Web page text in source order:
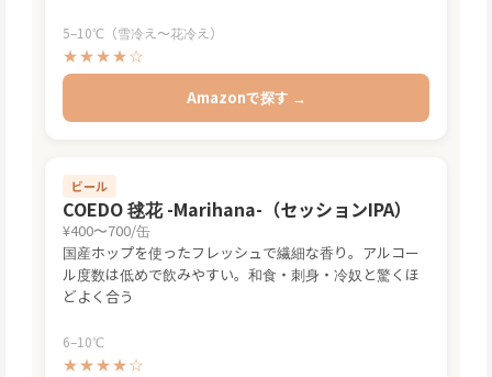
5–10℃（雪冷え〜花冷え）
★★★★☆
Amazonで探す →
ビール
COEDO 毬花 -Marihana-（セッションIPA）
¥400〜700/缶
国産ホップを使ったフレッシュで繊細な香り。アルコー
ル度数は低めで飲みやすい。和食・刺身・冷奴と驚くほ
どよく合う
6–10℃
★★★★☆